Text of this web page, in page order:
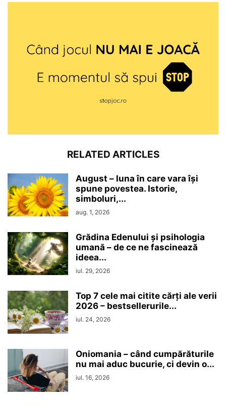
RELATED ARTICLES
August – luna în care vara își
spune povestea. Istorie,
simboluri,...
aug. 1, 2026
Grădina Edenului și psihologia
umană – de ce ne fascinează
ideea...
iul. 29, 2026
Top 7 cele mai citite cărți ale verii
2026 – bestsellerurile...
iul. 24, 2026
Oniomania – când cumpărăturile
nu mai aduc bucurie, ci devin o...
iul. 16, 2026